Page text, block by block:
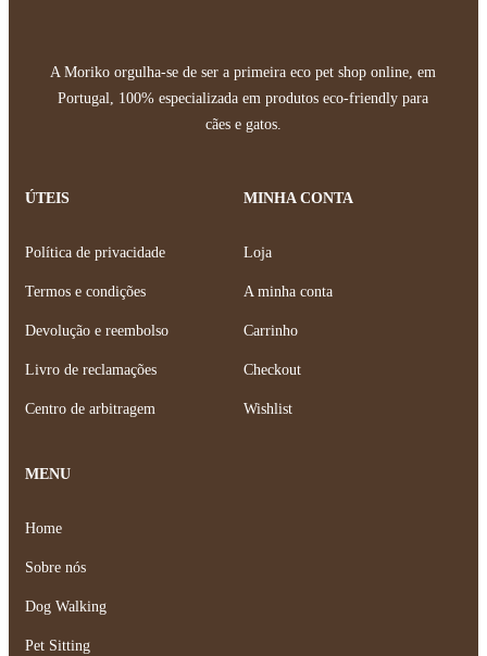
A Moriko orgulha-se de ser a primeira eco pet shop online, em
Portugal, 100% especializada em produtos eco-friendly para
cães e gatos.
ÚTEIS
Política de privacidade
Termos e condições
Devolução e reembolso
Livro de reclamações
Centro de arbitragem
MINHA CONTA
Loja
A minha conta
Carrinho
Checkout
Wishlist
MENU
Home
Sobre nós
Dog Walking
Pet Sitting